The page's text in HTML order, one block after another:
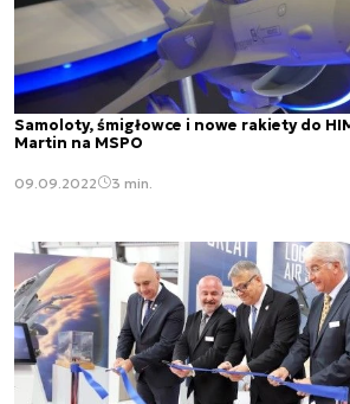
Samoloty, śmigłowce i nowe rakiety do
Martin na MSPO
09.09.2022 3 min.